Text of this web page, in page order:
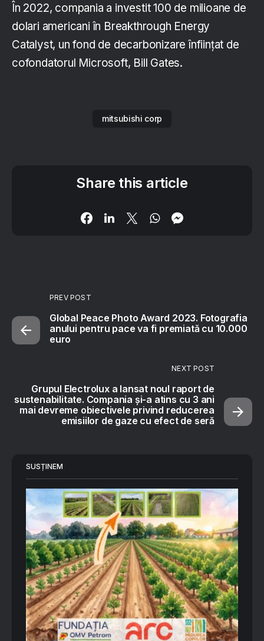
În 2022, compania a investit 100 de milioane de
dolari americani în Breakthrough Energy
Catalyst, un fond de decarbonizare înființat de
cofondatorul Microsoft, Bill Gates.
mitsubishi corp
Share this article
PREV POST
Global Peace Photo Award 2023. Fotografia
anului pentru pace va fi premiată cu 10.000
euro
NEXT POST
Grupul Electrolux a lansat noul raport de
sustenabilitate. Compania și-a atins cu 3 ani
mai devreme obiectivele privind reducerea
emisiilor de gaze cu efect de seră
SUSȚINEM